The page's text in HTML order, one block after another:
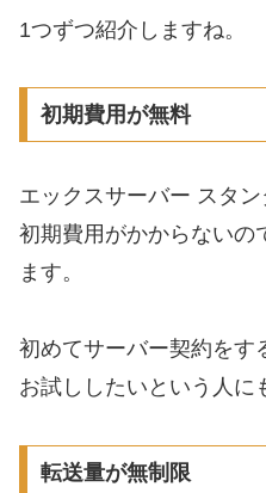
1つずつ紹介しますね。
初期費用が無料
エックスサーバー スタン
初期費用がかからないの
ます。
初めてサーバー契約をす
お試ししたいという人に
転送量が無制限